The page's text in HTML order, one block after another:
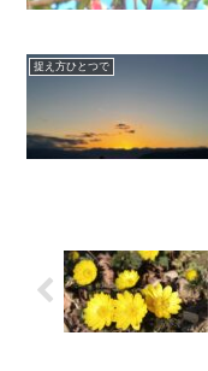
捉え方ひとつで